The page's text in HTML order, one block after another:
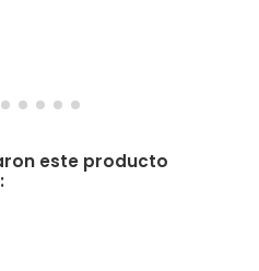
este producto